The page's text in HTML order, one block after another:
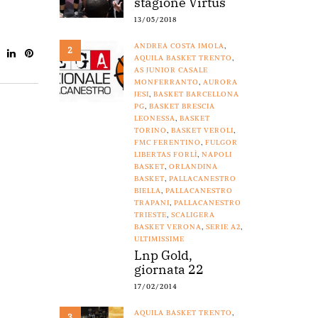
13/05/2018
2 ANDREA COSTA IMOLA,
AQUILA BASKET TRENTO,
AS JUNIOR CASALE
MONFERRANTO, AURORA
JESI, BASKET BARCELLONA
PG, BASKET BRESCIA
LEONESSA, BASKET
TORINO, BASKET VEROLI,
FMC FERENTINO, FULGOR
LIBERTAS FORLÌ, NAPOLI
BASKET, ORLANDINA
BASKET, PALLACANESTRO
BIELLA, PALLACANESTRO
TRAPANI, PALLACANESTRO
TRIESTE, SCALIGERA
BASKET VERONA, SERIE A2,
ULTIMISSIME
Lnp Gold,
giornata 22
17/02/2014
AQUILA BASKET TRENTO,